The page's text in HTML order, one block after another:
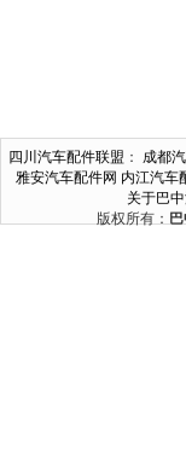
四川汽车配件联盟 ： 成都
雅安汽车配件网 内江汽车
关于巴
版权所有：